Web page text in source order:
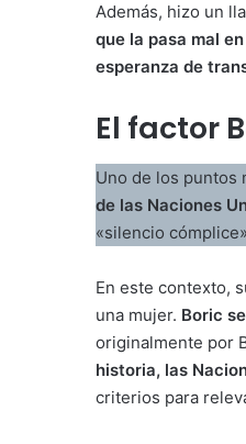
Además, hizo un
que la pasa mal
esperanza de
El factor
Uno de los puntos
de las Naciones
«silencio
En este contexto,
una mujer. Boric
originalmente por
historia, las
criterios para